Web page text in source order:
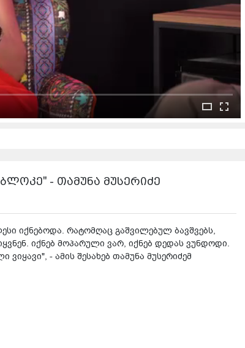
- თამუნა მუსერიძე
იქნებოდა. რატომღაც გაშვილებულ ბავშვებს,
იქნებ მოპარული ვარ, იქნებ დედას ვუნდოდი.
- ამის შესახებ თამუნა მუსერიძემ